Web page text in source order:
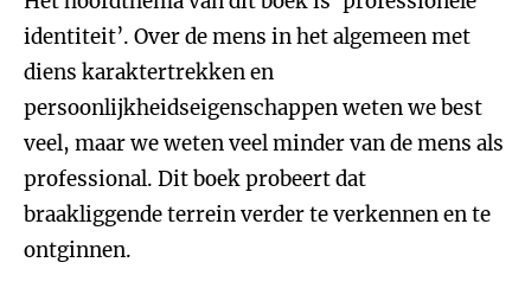
identiteit’. Over de mens in het algemeen met
diens karaktertrekken en
persoonlijkheidseigenschappen weten we best
veel, maar we weten veel minder van de mens als
professional. Dit boek probeert dat
braakliggende terrein verder te verkennen en te
ontginnen.